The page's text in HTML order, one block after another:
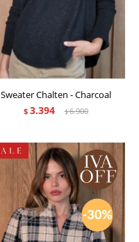
Sweater Chalten - Charcoal
$ 3.394 $6.900